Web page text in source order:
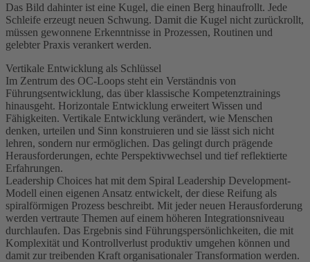
Das Bild dahinter ist eine Kugel, die einen Berg hinaufrollt. Jede
Schleife erzeugt neuen Schwung. Damit die Kugel nicht zurückrollt,
müssen gewonnene Erkenntnisse in Prozessen, Routinen und
gelebter Praxis verankert werden.
Vertikale Entwicklung als Schlüssel
Im Zentrum des OC-Loops steht ein Verständnis von
Führungsentwicklung, das über klassische Kompetenztrainings
hinausgeht. Horizontale Entwicklung erweitert Wissen und
Fähigkeiten. Vertikale Entwicklung verändert, wie Menschen
denken, urteilen und Sinn konstruieren und sie lässt sich nicht
lehren, sondern nur ermöglichen. Das gelingt durch prägende
Herausforderungen, echte Perspektivwechsel und tief reflektierte
Erfahrungen.
Leadership Choices hat mit dem Spiral Leadership Development-
Modell einen eigenen Ansatz entwickelt, der diese Reifung als
spiralförmigen Prozess beschreibt. Mit jeder neuen Herausforderung
werden vertraute Themen auf einem höheren Integrationsniveau
durchlaufen. Das Ergebnis sind Führungspersönlichkeiten, die mit
Komplexität und Kontrollverlust produktiv umgehen können und
damit zur treibenden Kraft organisationaler Transformation werden.